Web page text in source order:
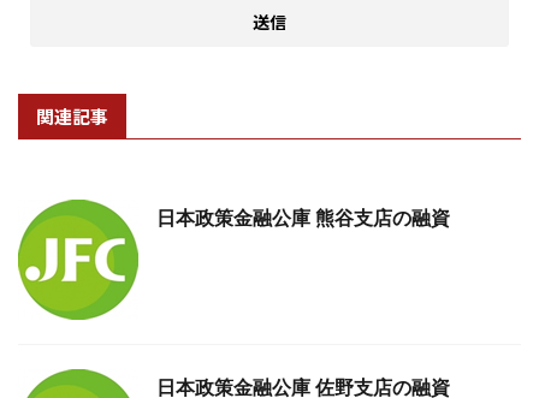
関連記事
日本政策金融公庫 熊谷支店の融資
日本政策金融公庫 佐野支店の融資